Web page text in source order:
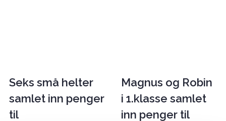
Seks små helter
samlet inn penger
til
Magnus og Robin
i 1.klasse samlet
inn penger til